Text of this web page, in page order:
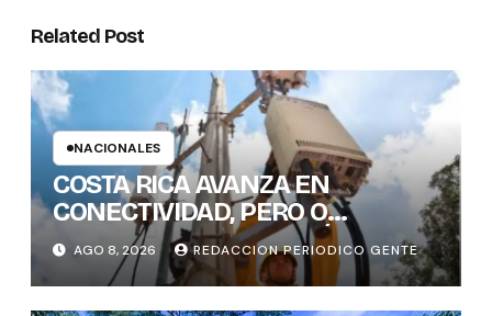
Related Post
NACIONALES
COSTA RICA AVANZA EN
CONECTIVIDAD, PERO O
BRECHAS DIGITALES, AÚN DEJAN
REZAGADOS A CANTONES
RURALES
AGO 8, 2026 REDACCION PERIODICO GENTE